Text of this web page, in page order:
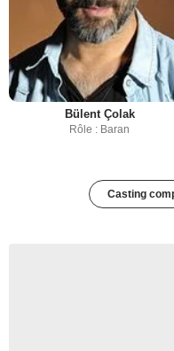
Bülent Çolak
Rôle : Baran
Casting